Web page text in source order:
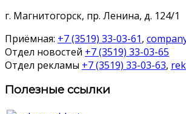
г. Магнитогорск, пр. Ленина, д. 124/1
Приёмная: +7 (3519) 33-03-61,
Отдел новостей +7 (3519) 33-03-65
Отдел рекламы +7 (3519) 33-03-63,
Полезные ссылки